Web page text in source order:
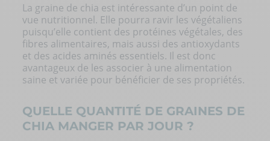
La graine de chia est intéressante d’un point de
vue nutritionnel. Elle pourra ravir les végétaliens
puisqu’elle contient des protéines végétales, des
fibres alimentaires, mais aussi des antioxydants
et des acides aminés essentiels. Il est donc
avantageux de les associer à une alimentation
saine et variée pour bénéficier de ses propriétés.
QUELLE QUANTITÉ DE GRAINES DE
CHIA MANGER PAR JOUR ?